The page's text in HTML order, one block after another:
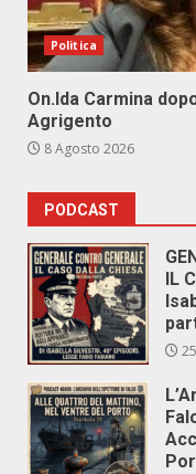
Politica
On.Ida Carmina
Agrigento
8 Agosto 2026
PODCAST
IL